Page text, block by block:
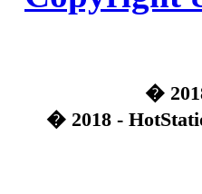
�
� 2018 -